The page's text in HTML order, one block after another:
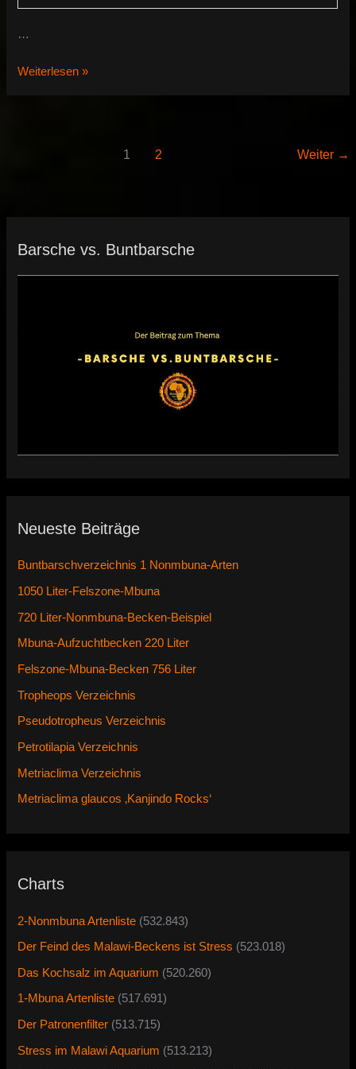
…
Otopharynx
Weiterlesen »
1 2 Weiter →
Barsche vs. Buntbarsche
Neueste Beiträge
Buntbarschverzeichnis 1 Nonmbuna-Arten
1050 Liter-Felszone-Mbuna
720 Liter-Nonmbuna-Becken-Beispiel
Mbuna-Aufzuchtbecken 220 Liter
Felszone-Mbuna-Becken 756 Liter
Tropheops Verzeichnis
Pseudotropheus Verzeichnis
Petrotilapia Verzeichnis
Metriaclima Verzeichnis
Metriaclima glaucos ‚Kanjindo Rocks‘
Charts
2-Nonmbuna Artenliste (532.843)
Der Feind des Malawi-Beckens ist Stress (523.018)
Das Kochsalz im Aquarium (520.260)
1-Mbuna Artenliste (517.691)
Der Patronenfilter (513.715)
Stress im Malawi Aquarium (513.213)